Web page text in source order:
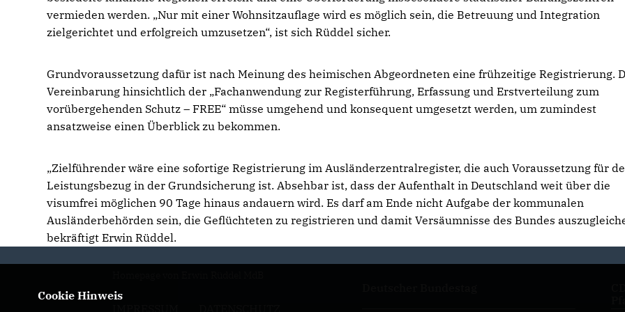
vermieden werden. „Nur mit einer Wohnsitzauflage wird es möglich sein, die Betreuung und Integration
zielgerichtet und erfolgreich umzusetzen“, ist sich Rüddel sicher.
Grundvoraussetzung dafür ist nach Meinung des heimischen Abgeordneten eine frühzeitige Registrierung.
Vereinbarung hinsichtlich der „Fachanwendung zur Registerführung, Erfassung und Erstverteilung zum
vorübergehenden Schutz – FREE“ müsse umgehend und konsequent umgesetzt werden, um zumindest
ansatzweise einen Überblick zu bekommen.
Zielführender wäre eine sofortige Registrierung im Ausländerzentralregister, die auch Voraussetzung für
Leistungsbezug in der Grundsicherung ist. Absehbar ist, dass der Aufenthalt in Deutschland weit über die
visumfrei möglichen 90 Tage hinaus andauern wird. Es darf am Ende nicht Aufgabe der kommunalen
Ausländerbehörden sein, die Geflüchteten zu registrieren und damit Versäumnisse des Bundes
bekräftigt Erwin Rüddel.
Cookie Hinweis